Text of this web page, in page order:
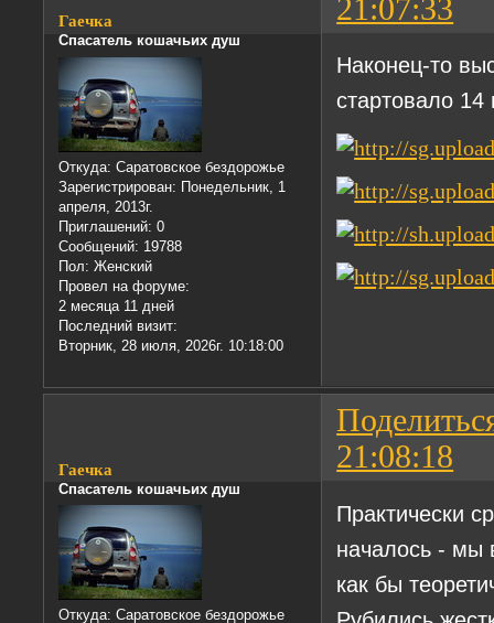
21:07:33
Гаечка
Спасатель кошачьих душ
Откуда: Саратовское бездорожье
Зарегистрирован: Понедельник, 1
апреля, 2013г.
Приглашений: 0
Сообщений: 19788
Пол: Женский
Провел на форуме:
2 месяца 11 дней
Последний визит:
Вторник, 28 июля, 2026г. 10:18:00
Наконец-то
стартовало
21:08:18
Гаечка
Спасатель кошачьих душ
Откуда: Саратовское бездорожье
Практически
началось - мы
как бы